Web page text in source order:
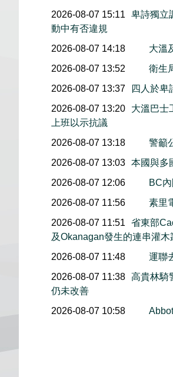
2026-08-07 15:11
卑詩獨立
動中有否違規
2026-08-07 14:18
大溫
2026-08-07 13:52
衛生
2026-08-07 13:37
四人於
2026-08-07 13:20
大溫巴士
上班以示抗議
2026-08-07 13:18
警籲
2026-08-07 13:03 本國與多
2026-08-07 12:06
BC
2026-08-07 11:56
素里
2026-08-07 11:51
省東部
及Okanagan發生的連串灌木
2026-08-07 11:48
運聯
2026-08-07 11:38 高貴林騎
仍未改善
2026-08-07 10:58